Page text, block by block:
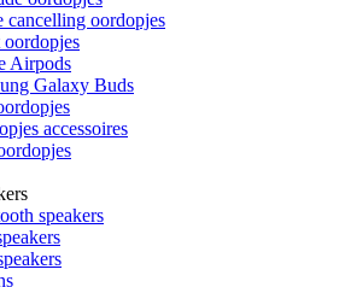
cancelling oordopjes
oordopjes
Airpods
Galaxy Buds
accessoires
speakers